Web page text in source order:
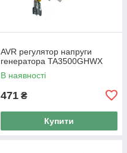
AVR регулятор напруги
генератора TA3500GHWX
В наявності
471 ₴
Купити